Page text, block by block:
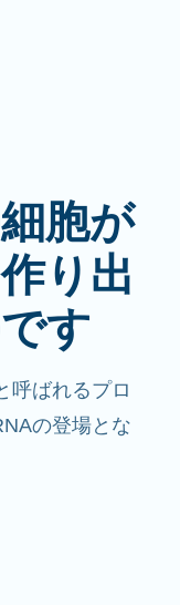
胞が
り出
す
呼ばれるプロ
の登場とな